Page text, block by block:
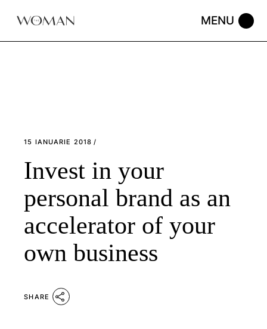
15 IANUARIE 2018
Invest in your
personal brand as an
accelerator of your
own business
SHARE